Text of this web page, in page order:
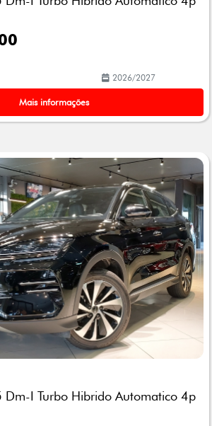
2026/2027
Mais informações
Dm-I Turbo Hibrido Automatico 4p